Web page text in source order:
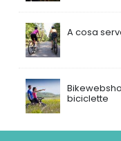
A cosa
biciclette